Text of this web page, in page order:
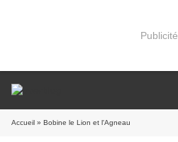
Publicité
Accueil » Bobine le Lion et l'Agneau